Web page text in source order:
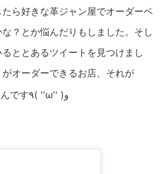
ら好きな革ジャン屋でオーダーベ
？とか悩んだりもしました。そし
ととあるツイートを見つけまし
オーダーできるお店、それが
さんです٩( ''ω'' )و